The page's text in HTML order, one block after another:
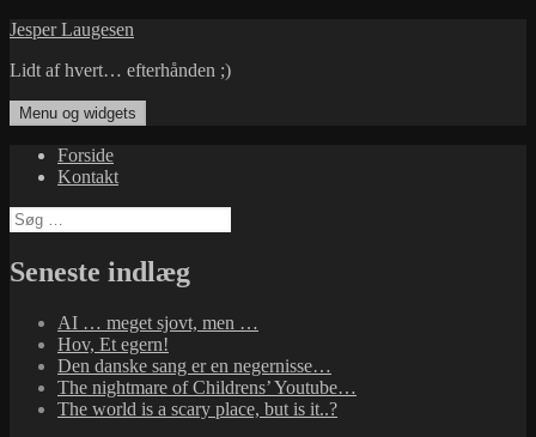
Hop
indhold
Jesper Laugesen
Lidt af hvert… efterhånden ;)
Menu og widgets
Forside
Kontakt
Søg
efter:
Seneste indlæg
AI … meget sjovt, men …
Hov, Et egern!
Den danske sang er en negernisse…
The nightmare of Childrens’ Youtube…
The world is a scary place, but is it..?